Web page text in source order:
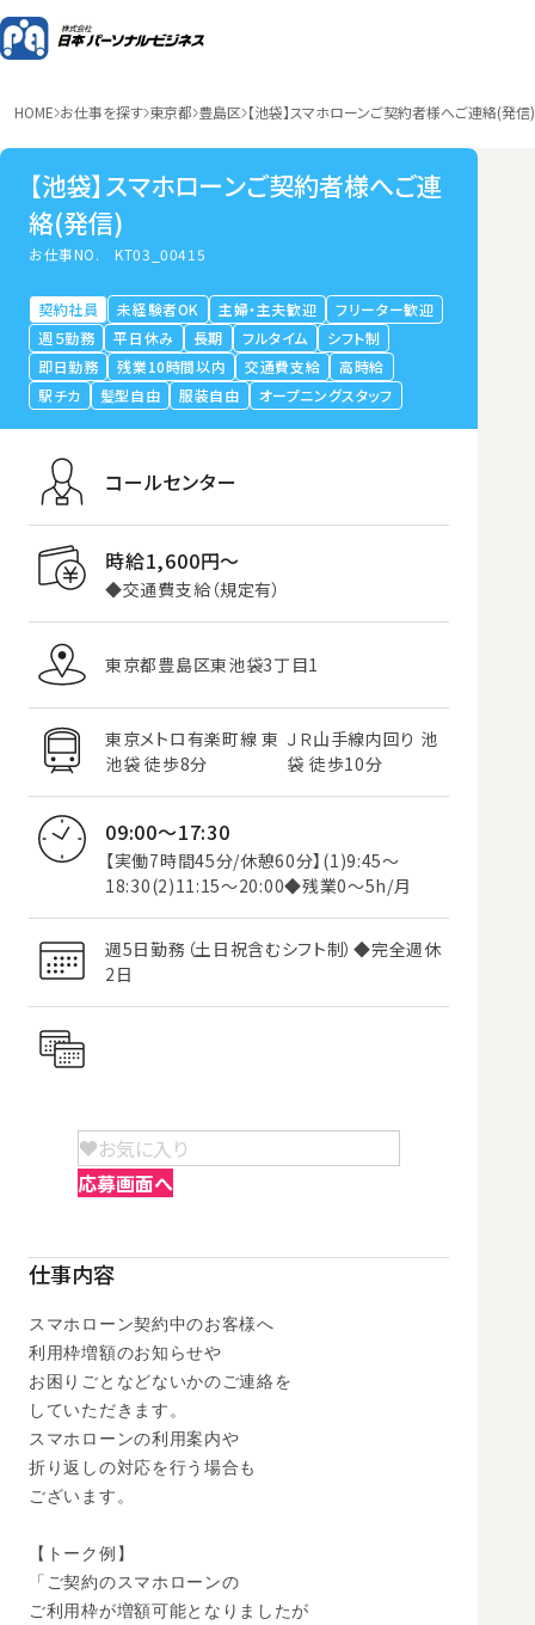
HOME お仕事を探す 東京都 豊島区 【池袋】スマホローンご契約者様へご連絡(発信)
【池袋】スマホローンご契約者様へご連
絡(発信)
お仕事NO.KT03_00415
契約社員 未経験者OK 主婦・主夫歓迎
フリーター歓迎
週５勤務
平日休み 長期 フルタイム
シフト制
即日勤務
残業10時間以内 交通費支給
高時給
駅チカ
髪型自由 服装自由 オープニングスタッフ
コールセンター
時給1,600円〜
◆交通費支給（規定有）
東京都豊島区東池袋3丁目1
東京メトロ有楽町線 東
池袋 徒歩8分
ＪＲ山手線内回り 池
袋 徒歩10分
09:00～17:30
【実働7時間45分/休憩60分】(1)9:45～
18:30(2)11:15～20:00◆残業0～5h/月
週5日勤務（土日祝含むシフト制）◆完全週休
2日
お気に入り
応募画面へ
仕事内容
スマホローン契約中のお客様へ
利用枠増額のお知らせや
お困りごとなどないかのご連絡を
していただきます。
スマホローンの利用案内や
折り返しの対応を行う場合も
ございます。
【トーク例】
「ご契約のスマホローンの
ご利用枠が増額可能となりましたが